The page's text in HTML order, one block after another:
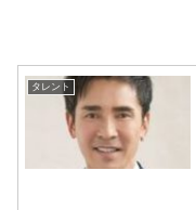
タレント